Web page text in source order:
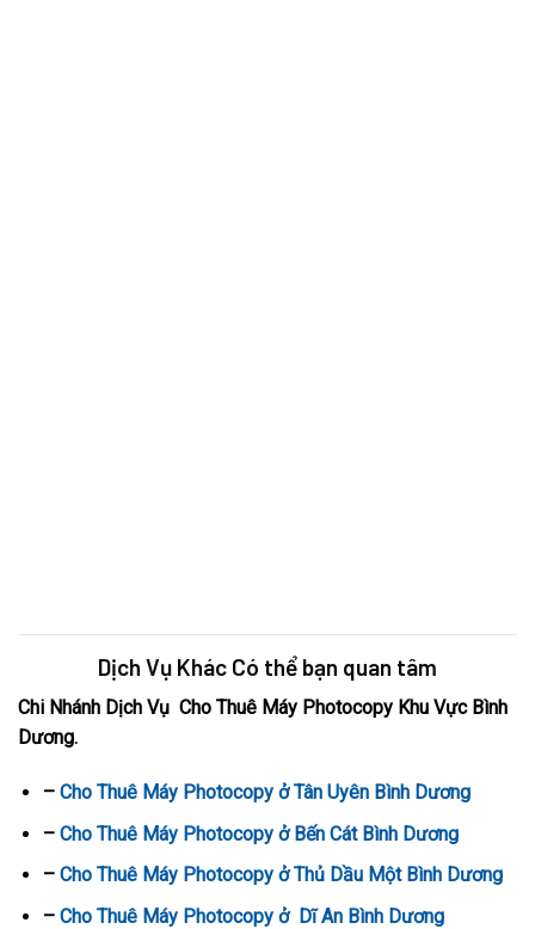
Dịch Vụ Khác Có thể bạn quan tâm
Chi Nhánh Dịch Vụ Cho Thuê Máy Photocopy Khu Vực Bình
Dương.
– Cho Thuê Máy Photocopy ở Tân Uyên Bình Dương
– Cho Thuê Máy Photocopy ở Bến Cát Bình Dương
– Cho Thuê Máy Photocopy ở Thủ Dầu Một Bình Dương
– Cho Thuê Máy Photocopy ở Dĩ An Bình Dương